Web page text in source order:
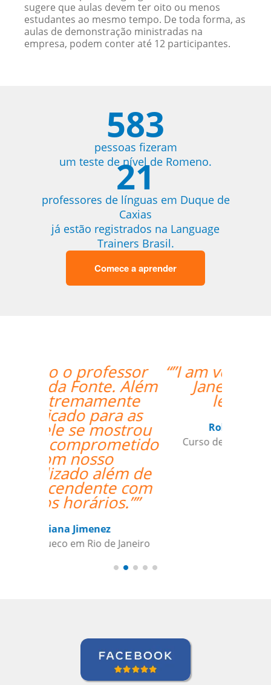
sugere que aulas devem ter oito ou menos
estudantes ao mesmo tempo. De toda forma, as
aulas de demonstração ministradas na
empresa, podem conter até 12 participantes.
583
pessoas fizeram
um teste de nível de Romeno.
21
professores de línguas em Duque de
Caxias
já estão registrados na Language
Trainers Brasil.
Comece a aprender
“”I am very happy with
Jane, I love our
lessons.””
Roland Tschanz
Curso de em Belo Horizonte